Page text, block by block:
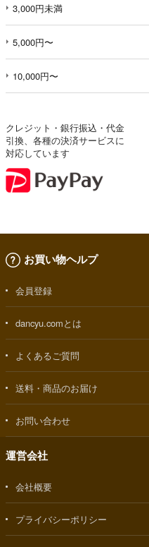
3,000円未満
5,000円〜
10,000円〜
クレジット・銀行振込・代金
引換、各種の決済サービスに
対応しています
お買い物ヘルプ
会員登録
dancyu.comとは
よくあるご質問
送料・商品のお届け
お問い合わせ
運営会社
会社概要
プライバシーポリシー